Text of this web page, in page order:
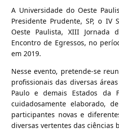
A Universidade do Oeste
Presidente Prudente, SP, o IV
Oeste Paulista, XIII Jornada
Encontro de Egressos, no
em 2019.
Nesse evento, pretende-se
profissionais das diversas
Paulo e demais Estados da
cuidadosamente elaborado,
participantes novas e
diversas vertentes das ciências